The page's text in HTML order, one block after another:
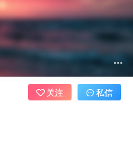
关注 私信